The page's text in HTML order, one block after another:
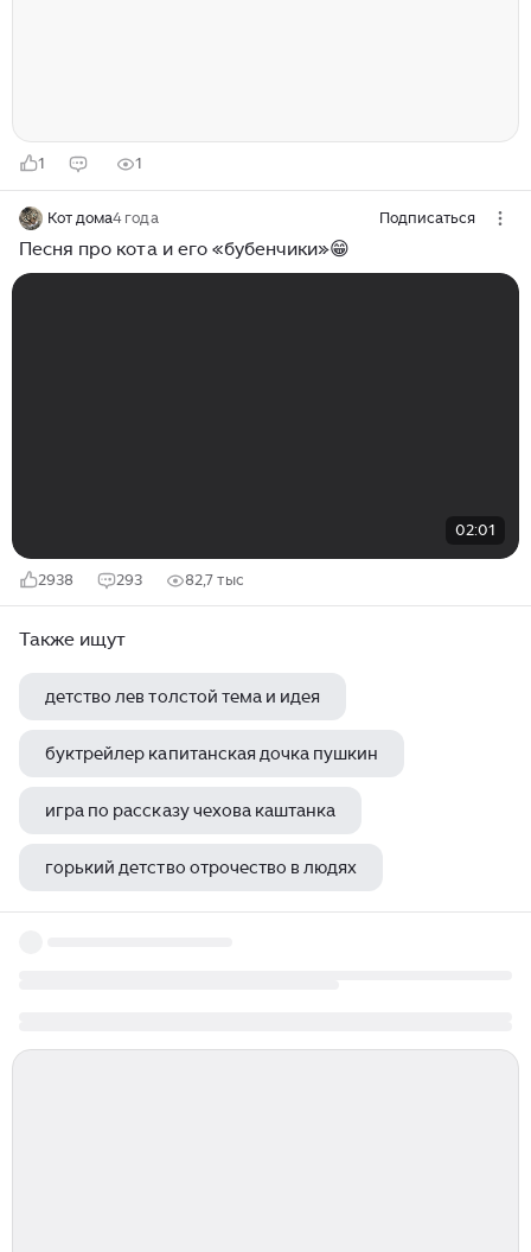
1 1
Кот дома4 года Подписаться
Песня про кота и его «бубенчики»😁
02:01
2938 293 82,7 тыс
Также ищут
детство лев толстой тема и идея
буктрейлер капитанская дочка пушкин
игра по рассказу чехова каштанка
горький детство отрочество в людях